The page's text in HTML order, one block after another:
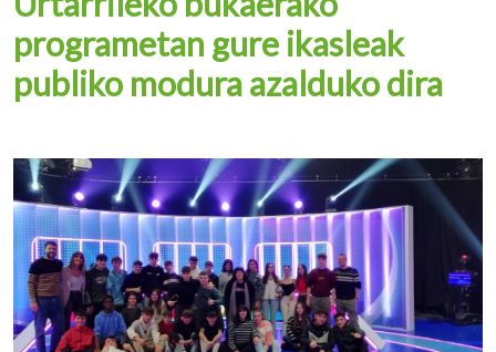
programetan gure ikasleak
publiko modura azalduko dira